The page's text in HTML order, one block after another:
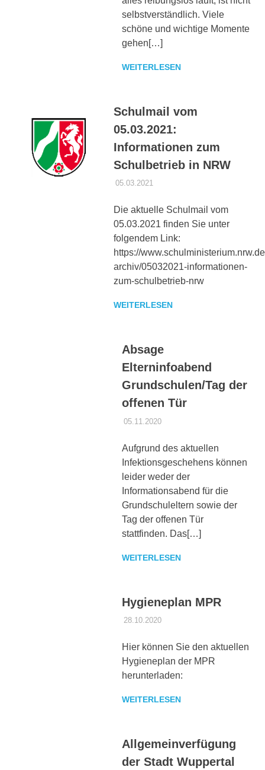
selbstverständlich. Viele
schöne und wichtige Momente
gehen[…]
WEITERLESEN
Schulmail vom
05.03.2021:
Informationen zum
Schulbetrieb in NRW
05.03.2021DANIEL SCHROEER
CORONA
Die aktuelle Schulmail vom
05.03.2021 finden Sie unter
folgendem Link:
https://
archiv/05032021-informationen-
zum-schulbetrieb-nrw
WEITERLESEN
Absage
Elterninfoabend
Grundschulen/Tag der
offenen Tür
05.11.2020DANIEL SCHROEER
ALLGEMEIN
Aufgrund des aktuellen
Infektionsgeschehens können
leider weder der
Informationsabend für die
Grundschuleltern sowie der
Tag der offenen Tür
stattfinden. Das[…]
WEITERLESEN
Hygieneplan MPR
28.10.2020DANIEL SCHROEER
CORONA
Hier können Sie den aktuellen
Hygieneplan der MPR
herunterladen:
WEITERLESEN
Allgemeinverfügung
der Stadt Wuppertal